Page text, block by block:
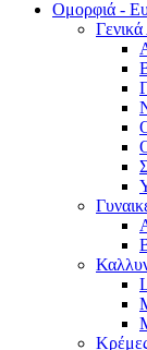
Ομορφιά -